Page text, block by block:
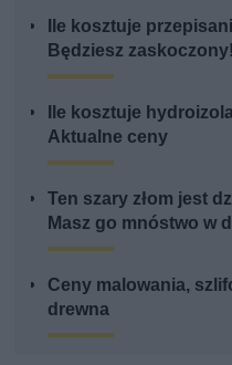
Ile kosztuje
Będziesz zaskoczony!
Ile kosztuje
Aktualne ceny
Ten szary złom jest
Masz go mnóstwo w
Ceny malowania,
drewna